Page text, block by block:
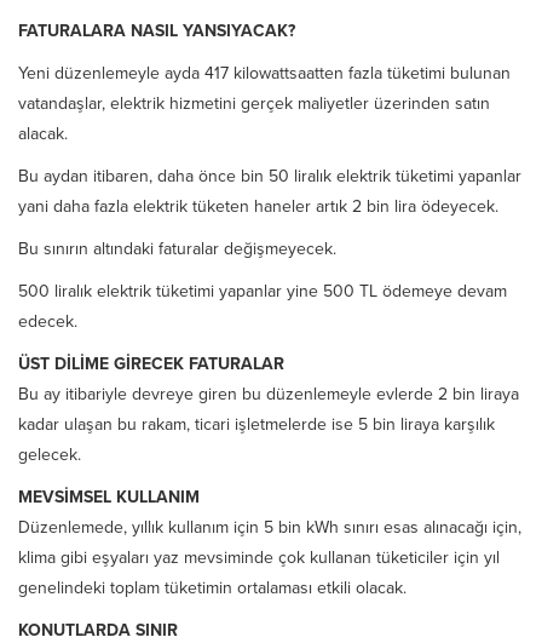
FATURALARA NASIL YANSIYACAK?
Yeni düzenlemeyle ayda 417 kilowattsaatten fazla tüketimi bulunan
vatandaşlar, elektrik hizmetini gerçek maliyetler üzerinden satın
alacak.
Bu aydan itibaren, daha önce bin 50 liralık elektrik tüketimi yapanlar
yani daha fazla elektrik tüketen haneler artık 2 bin lira ödeyecek.
Bu sınırın altındaki faturalar değişmeyecek.
500 liralık elektrik tüketimi yapanlar yine 500 TL ödemeye devam
edecek.
ÜST DİLİME GİRECEK FATURALAR
Bu ay itibariyle devreye giren bu düzenlemeyle evlerde 2 bin liraya
kadar ulaşan bu rakam, ticari işletmelerde ise 5 bin liraya karşılık
gelecek.
MEVSİMSEL KULLANIM
Düzenlemede, yıllık kullanım için 5 bin kWh sınırı esas alınacağı için,
klima gibi eşyaları yaz mevsiminde çok kullanan tüketiciler için yıl
genelindeki toplam tüketimin ortalaması etkili olacak.
KONUTLARDA SINIR